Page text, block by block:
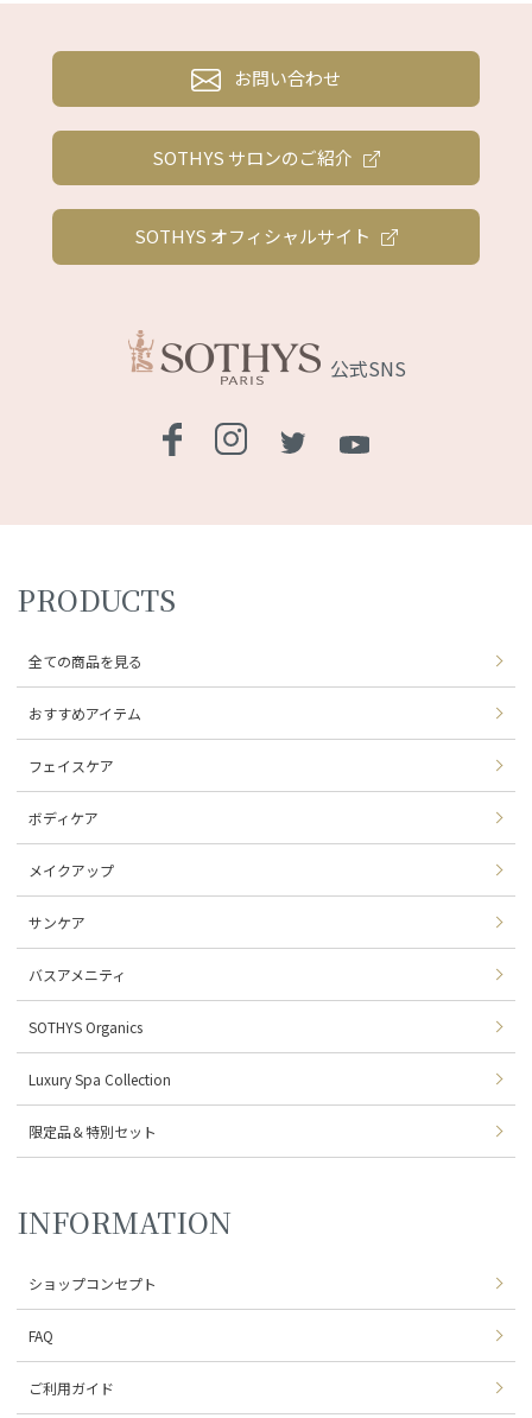
お問い合わせ
SOTHYS サロンのご紹介
SOTHYS オフィシャルサイト
公式SNS
PRODUCTS
全ての商品を見る
おすすめアイテム
フェイスケア
ボディケア
メイクアップ
サンケア
バスアメニティ
SOTHYS Organics
Luxury Spa Collection
限定品＆特別セット
INFORMATION
ショップコンセプト
FAQ
ご利用ガイド